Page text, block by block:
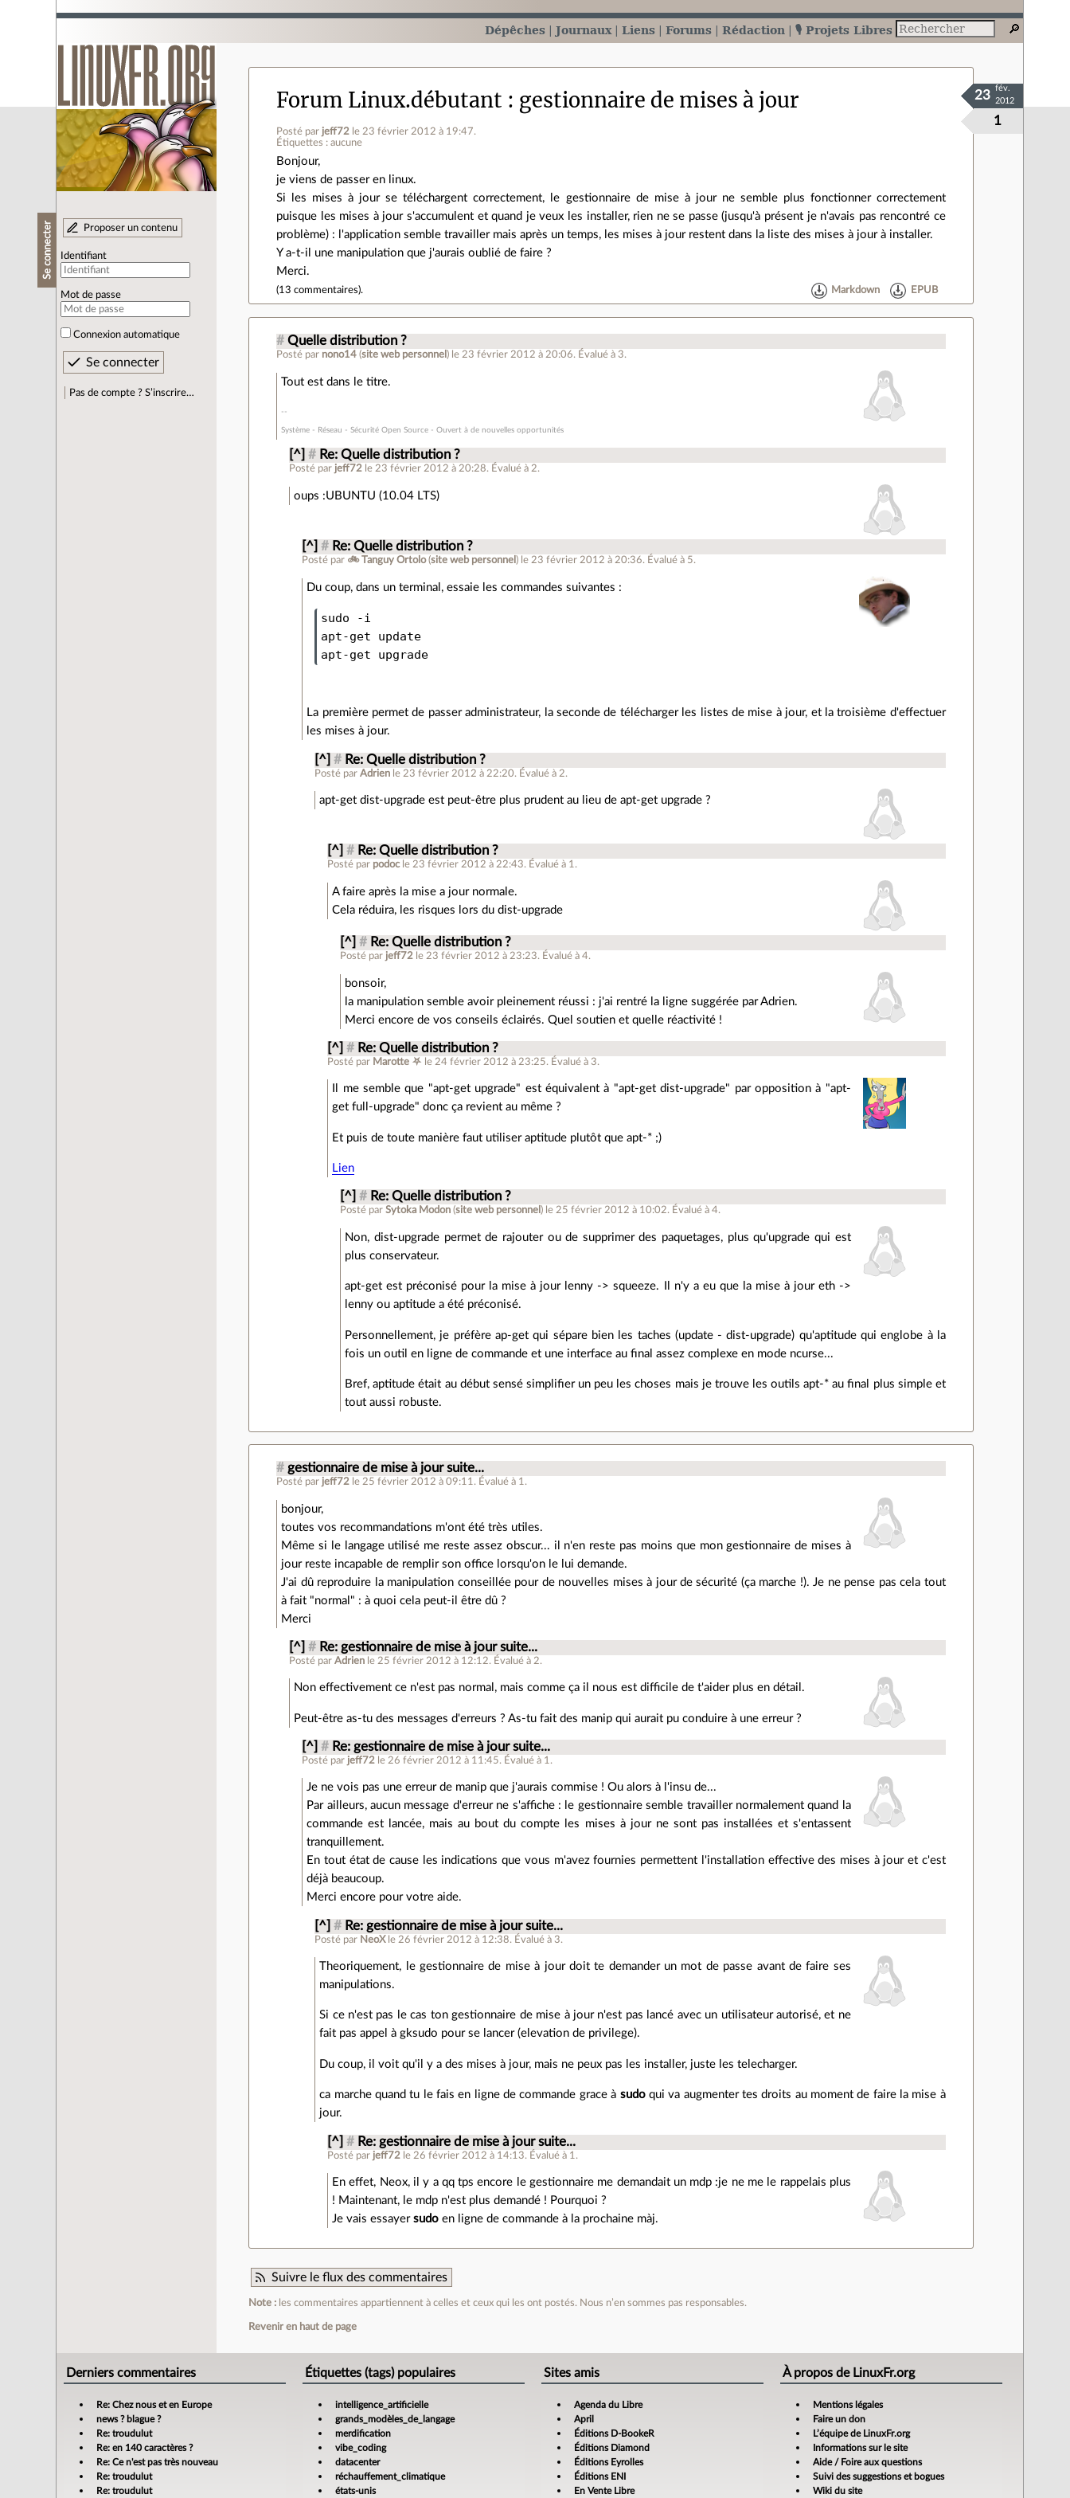
Dépêches Journaux Liens Forums Rédaction 🎙️ Projets Libres
Se connecter Proposer un contenu
Identifiant
Mot de passe
Connexion automatique
Pas de compte ? S’inscrire…
Forum Linux.débutant gestionnaire de mises à jour
Posté par jeff72 le 23 février 2012 à 19:47.
Étiquettes : aucune
1
23
fév.
2012
Bonjour,
je viens de passer en linux.
Si les mises à jour se téléchargent correctement, le gestionnaire de mise à jour ne semble plus fonctionner correctement
puisque les mises à jour s'accumulent et quand je veux les installer, rien ne se passe (jusqu'à présent je n'avais pas rencontré ce
problème) : l'application semble travailler mais après un temps, les mises à jour restent dans la liste des mises à jour à installer.
Y a-t-il une manipulation que j'aurais oublié de faire ?
Merci.
(13 commentaires). Markdown EPUB
# Quelle distribution ?
Posté par nono14 (site web personnel ) le 23 février 2012 à 20:06. Évalué à 3.
Tout est dans le titre.
Système - Réseau - Sécurité Open Source - Ouvert à de nouvelles opportunités
[^] # Re: Quelle distribution ?
Posté par jeff72 le 23 février 2012 à 20:28. Évalué à2.
oups :UBUNTU (10.04 LTS)
[^] # Re: Quelle distribution ?
Posté par 🚲 Tanguy Ortolo(site web personnel ) le 23 février 2012 à 20:36. Évalué à 5.
Du coup, dans un terminal, essaie les commandes suivantes :
sudo -i
apt-get update
La première permet de passer administrateur, la seconde de télécharger les listes de mise à jour, et la troisième d'effectuer
les mises à jour.
[^] # Re: Quelle distribution ?
Posté parAdrien le 23 février 2012 à 22:20. Évalué à 2.
apt-get dist-upgrade est peut-être plus prudent au lieu de apt-get upgrade ?
[^] # Re: Quelle distribution ?
Posté par podoc le 23 février 2012 à 22:43. Évalué à 1.
A faire après la mise a jour normale.
Cela réduira, les risques lors du dist-upgrade
[^] # Re: Quelle distribution ?
Posté par jeff72 le 23 février 2012 à 23:23. Évalué à4.
bonsoir,
la manipulation semble avoir pleinement réussi : j'ai rentré la ligne suggérée par Adrien.
Merci encore de vos conseils éclairés. Quel soutien et quelle réactivité !
[^] # Re: Quelle distribution ?
Posté par Marotte ⛧ le 24 février 2012 à 23:25. Évalué à 3.
Il me semble que "apt-get upgrade" est équivalent à "apt-get dist-upgrade" par opposition à "apt-
get full-upgrade" donc ça revient au même ?
Et puis de toute manière faut utiliser aptitude plutôt que apt-* ;)
Lien
[^] # Re: Quelle distribution ?
Posté parSytoka Modon (site web personnel ) le 25 février 2012 à 10:02. Évalué à4.
Non, dist-upgrade permet de rajouter ou de supprimer des paquetages, plus qu'upgrade qui est
plus conservateur.
apt-get est préconisé pour la mise à jour lenny -> squeeze. Il n'y a eu que la mise à jour eth ->
lenny ou aptitude a été préconisé.
Personnellement, je préfère ap-get qui sépare bien les taches (update - dist-upgrade) qu'aptitude qui englobe à la
fois un outil en ligne de commande et une interface au final assez complexe en mode ncurse...
Bref, aptitude était au début sensé simplifier un peu les choses mais je trouve les outils apt-* au final plus simple et
tout aussi robuste.
# gestionnaire de mise à jour suite...
Posté par jeff72 le 25 février 2012 à 09:11 . Évalué à 1 .
bonjour,
toutes vos recommandations m'ont été très utiles.
Même si le langage utilisé me reste assez obscur... il n'en reste pas moins que mon gestionnaire de mises à
jour reste incapable de remplir son office lorsqu'on le lui demande.
J'ai dû reproduire la manipulation conseillée pour de nouvelles mises à jour de sécurité (ça marche !). Je ne pense pas cela tout
à fait "normal" : à quoi cela peut-il être dû ?
Merci
[^] # Re: gestionnaire de mise à jour suite...
Posté parAdrien le 25 février 2012 à 12:12. Évalué à 2.
Non effectivement ce n'est pas normal, mais comme ça il nous est difficile de t'aider plus en détail.
Peut-être as-tu des messages d'erreurs ? As-tu fait des manip qui aurait pu conduire à une erreur ?
[^] # Re: gestionnaire de mise à jour suite...
Posté par jeff72 le 26 février 2012 à 11:45. Évalué à 1 .
Je ne vois pas une erreur de manip que j'aurais commise ! Ou alors à l'insu de...
Par ailleurs, aucun message d'erreur ne s'affiche : le gestionnaire semble travailler normalement quand la
commande est lancée, mais au bout du compte les mises à jour ne sont pas installées et s'entassent
tranquillement.
En tout état de cause les indications que vous m'avez fournies permettent l'installation effective des mises à jour et c'est
déjà beaucoup.
Merci encore pour votre aide.
[^] # Re: gestionnaire de mise à jour suite...
Posté par NeoX le 26 février 2012 à 12:38. Évalué à 3.
Theoriquement, le gestionnaire de mise à jour doit te demander un mot de passe avant de faire ses
manipulations.
Si ce n'est pas le cas ton gestionnaire de mise à jour n'est pas lancé avec un utilisateur autorisé, et ne
fait pas appel à gksudo pour se lancer (elevation de privilege).
Du coup, il voit qu'il y a des mises à jour, mais ne peux pas les installer, juste les telecharger.
ca marche quand tu le fais en ligne de commande grace à sudoqui va augmenter tes droits au moment de faire la mise à
jour.
[^] # Re: gestionnaire de mise à jour suite...
Posté par jeff72 le 26 février 2012 à 14:13. Évalué à 1 .
En effet, Neox, il y a qq tps encore le gestionnaire me demandait un mdp :je ne me le rappelais plus
! Maintenant, le mdp n'est plus demandé ! Pourquoi ?
Je vais essayersudo en ligne de commande à la prochaine màj.
Suivre le flux des commentaires
Note : les commentaires appartiennent à celles et ceux qui les ont postés. Nous n’en sommes pas responsables.
Revenir en haut de page
Derniers commentaires
Re: Chez nous et en Europe
news ? blague ?
Re: troudulut
Re: en 140 caractères ?
Re: Ce n'est pas très nouveau
Re: troudulut
Re: troudulut
Étiquettes (tags) populaires
intelligence_artificielle
grands_modèles_de_langage
merdification
vibe_coding
datacenter
réchauffement_climatique
états-unis
Sites amis
Agenda du Libre
April
Éditions D-BookeR
Éditions Diamond
Éditions Eyrolles
Éditions ENI
En Vente Libre
À propos de LinuxFr.org
Mentions légales
Faire un don
L’équipe de LinuxFr.org
Informations sur le site
Aide / Foire aux questions
Suivi des suggestions et bogues
Wiki du site